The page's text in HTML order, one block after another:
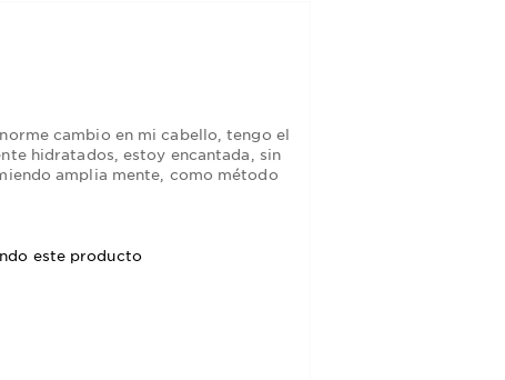
cambio en mi cabello, tengo el
hidratados, estoy encantada, sin
amplia mente, como método
este producto